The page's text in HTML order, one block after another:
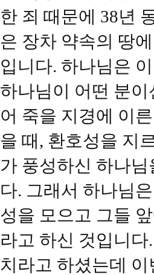
한 죄 때문에 38년
은 장차 약속의 땅
입니다. 하나님은
하나님이 어떤 분
어 죽을 지경에 이
을 때, 환호성을 지
가 풍성하신 하나
다. 그래서 하나님
성을 모으고 그들
라고 하신 것입니
치라고 하셨는데